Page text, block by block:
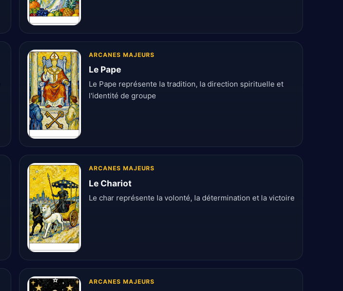
ARCANES MAJEURS
Le Pape
Le Pape représente la tradition, la direction spirituelle et
l'identité de groupe
ARCANES MAJEURS
Le Chariot
Le char représente la volonté, la détermination et la victoire
ARCANES MAJEURS